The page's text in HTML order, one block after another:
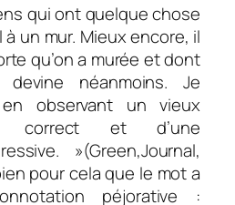
qui ont quelque chose
un mur. Mieux encore, il
qu’on a murée et dont
néanmoins. Je
observant un vieux
correct et d’une
. »(Green,Journal,
pour cela que le mot a
péjorative :